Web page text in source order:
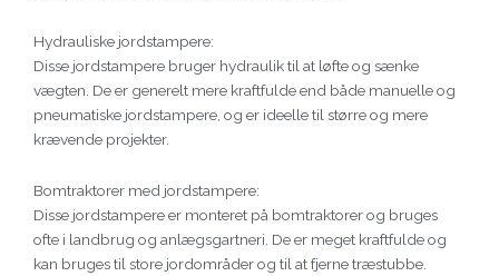
Hydrauliske jordstampere:
Disse jordstampere bruger hydraulik til at løfte og sænke
vægten. De er generelt mere kraftfulde end både manuelle og
pneumatiske jordstampere, og er ideelle til større og mere
krævende projekter.
Bomtraktorer med jordstampere:
Disse jordstampere er monteret på bomtraktorer og bruges
ofte i landbrug og anlægsgartneri. De er meget kraftfulde og
kan bruges til store jordområder og til at fjerne træstubbe.